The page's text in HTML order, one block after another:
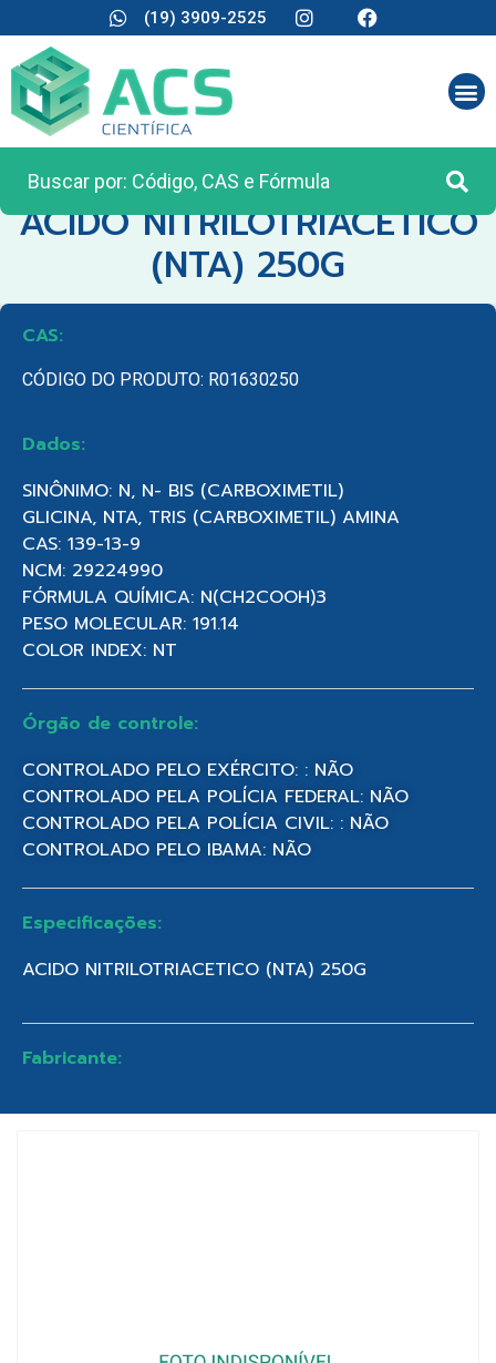
(19) 3909-2525
CATEGORIA:REAGENTES ANALÍTICOS
ACIDO NITRILOTRIACETICO
(NTA) 250G
CAS:
CÓDIGO DO PRODUTO: R01630250
Dados:
SINÔNIMO: N, N- BIS (CARBOXIMETIL)
GLICINA, NTA, TRIS (CARBOXIMETIL) AMINA
CAS: 139-13-9
NCM: 29224990
FÓRMULA QUÍMICA: N(CH2COOH)3
PESO MOLECULAR: 191.14
COLOR INDEX: NT
Órgão de controle:
CONTROLADO PELO EXÉRCITO: : NÃO
CONTROLADO PELA POLÍCIA FEDERAL: NÃO
CONTROLADO PELA POLÍCIA CIVIL: : NÃO
CONTROLADO PELO IBAMA: NÃO
Especificações:
ACIDO NITRILOTRIACETICO (NTA) 250G
Fabricante: